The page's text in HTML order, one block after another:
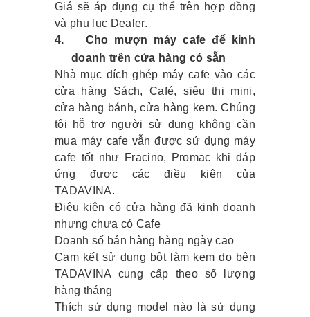
Giá sẽ áp dụng cụ thể trên hợp đồng
và phụ lục Dealer.
4.
Cho mượn máy cafe để kinh
doanh trên cửa hàng có sẵn
Nhà mục đích ghép máy cafe vào các
cửa hàng Sách, Café, siêu thị mini,
cửa hàng bánh, cửa hàng kem. Chúng
tôi hỗ trợ người sử dụng không cần
mua máy cafe vẫn được sử dụng máy
cafe tốt như Fracino, Promac khi đáp
ứng được các điều kiện của
TADAVINA.
Điệu kiện có cửa hàng đã kinh doanh
nhưng chưa có Cafe
Doanh số bán hàng hàng ngày cao
Cam kết sử dụng bột làm kem do bên
TADAVINA cung cấp theo số lượng
hàng tháng
Thích sử dụng model nào là sử dụng